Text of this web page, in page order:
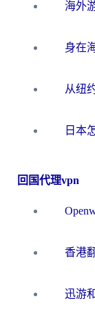
回国代理vpn